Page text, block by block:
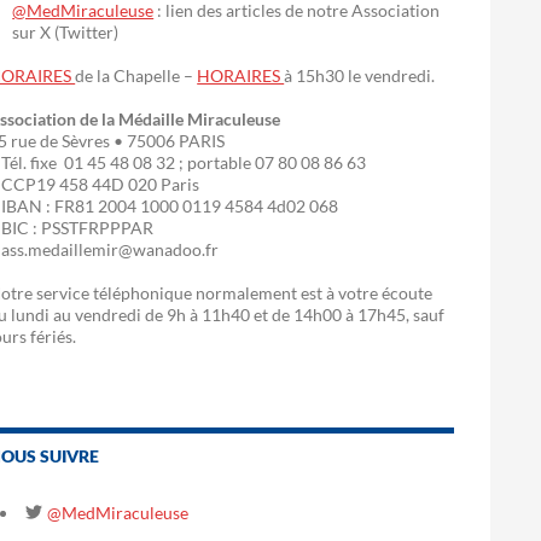
@MedMiraculeuse : lien des articles de notre Association
sur X (Twitter)
de la Chapelle – HORAIRESà 15h30 le vendredi.
de la Médaille Miraculeuse
rue de Sèvres • 75006 PARIS
fixe 01 45 48 08 32 ; portable 07 80 08 86 63
458 44D 020 Paris
: FR81 2004 1000 0119 4584 4d02 068
: PSSTFRPPPAR
service téléphonique normalement est à votre écoute
lundi au vendredi de 9h à 11h40 et de 14h00 à 17h45, sauf
fériés.
SUIVRE
@MedMiraculeuse